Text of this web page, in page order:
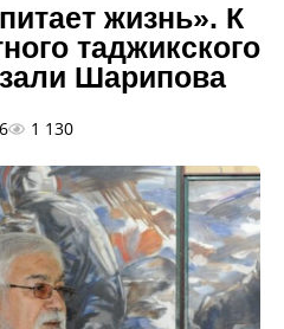
жизнь». К
таджикского
Шарипова
1 130